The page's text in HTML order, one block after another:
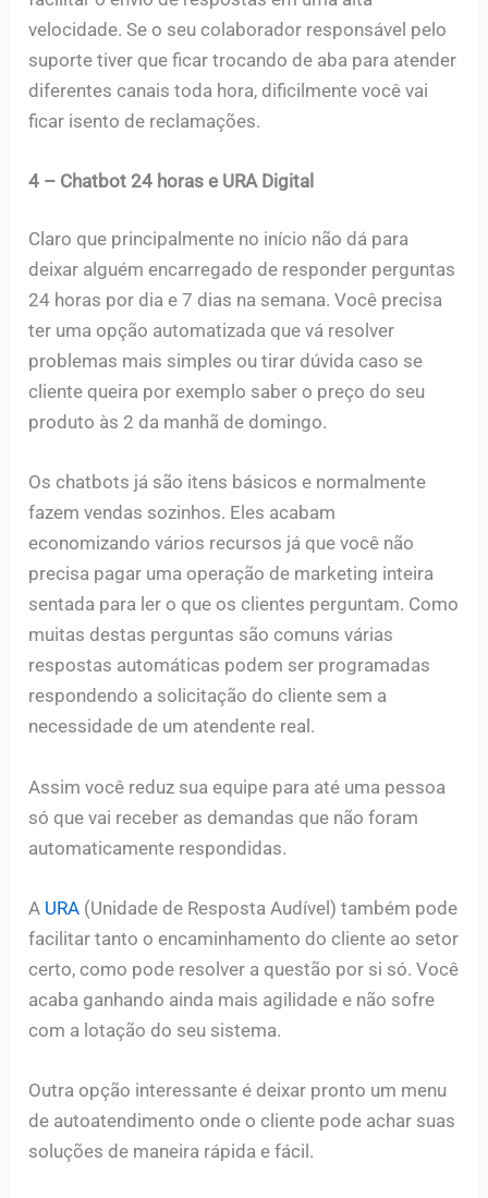
velocidade. Se o seu colaborador responsável pelo
suporte tiver que ficar trocando de aba para atender
diferentes canais toda hora, dificilmente você vai
ficar isento de reclamações.
4 – Chatbot 24 horas e URA Digital
Claro que principalmente no início não dá para
deixar alguém encarregado de responder perguntas
24 horas por dia e 7 dias na semana. Você precisa
ter uma opção automatizada que vá resolver
problemas mais simples ou tirar dúvida caso se
cliente queira por exemplo saber o preço do seu
produto às 2 da manhã de domingo.
Os chatbots já são itens básicos e normalmente
fazem vendas sozinhos. Eles acabam
economizando vários recursos já que você não
precisa pagar uma operação de marketing inteira
sentada para ler o que os clientes perguntam. Como
muitas destas perguntas são comuns várias
respostas automáticas podem ser programadas
respondendo a solicitação do cliente sem a
necessidade de um atendente real.
Assim você reduz sua equipe para até uma pessoa
só que vai receber as demandas que não foram
automaticamente respondidas.
A URA (Unidade de Resposta Audível) também pode
facilitar tanto o encaminhamento do cliente ao setor
certo, como pode resolver a questão por si só. Você
acaba ganhando ainda mais agilidade e não sofre
com a lotação do seu sistema.
Outra opção interessante é deixar pronto um menu
de autoatendimento onde o cliente pode achar suas
soluções de maneira rápida e fácil.